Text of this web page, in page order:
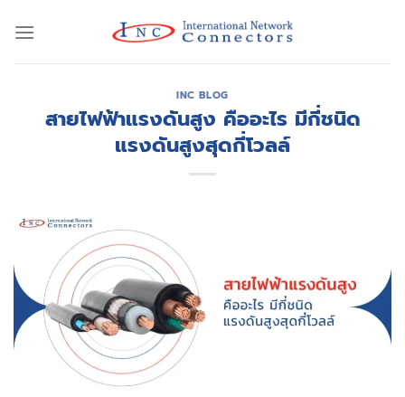
INC BLOG
สายไฟฟ้าแรงดันสูง คืออะไร มีกี่ชนิด
แรงดันสูงสุดกี่โวลล์